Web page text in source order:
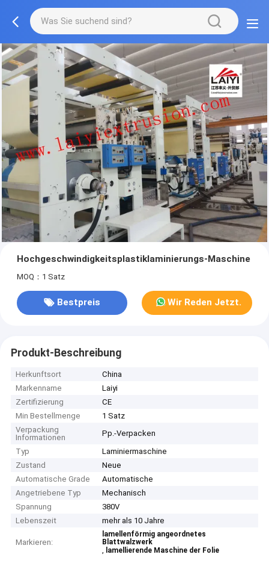
Hochgeschwindigkeitsplastiklaminierungs-Maschine
MOQ：1 Satz
Bestpreis Wir Reden Jetzt.
Produkt-Beschreibung
Herkunftsort
China
Markenname
Laiyi
Zertifizierung
CE
Min Bestellmenge
1 Satz
Verpackung
Informationen
Pp.-Verpacken
Typ
Laminiermaschine
Zustand
Neue
Automatische Grade
Automatische
Angetriebene Typ
Mechanisch
Spannung
380V
Lebenszeit
mehr als 10 Jahre
Markieren:
lamellenförmig angeordnetes
Blattwalzwerk
, lamellierende Maschine der Folie